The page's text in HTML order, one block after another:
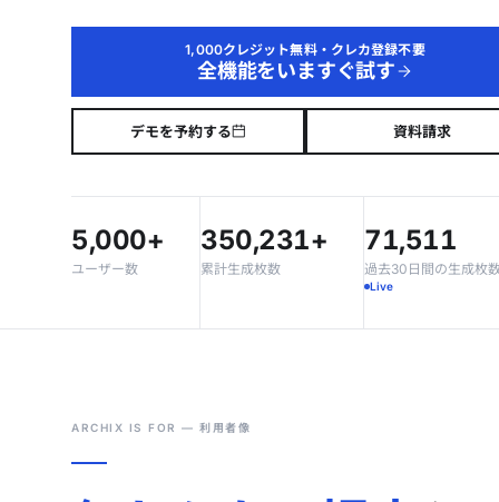
1,000クレジット無料・クレカ登録不要
全機能をいますぐ試す
デモを予約する 資料請求
5,000+
ユーザー数
350,231+
累計生成枚数
71,511
過去30日間の生成枚
Live
ARCHIX IS FOR — 利用者像